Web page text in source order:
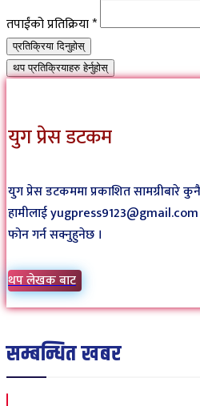
तपाईंको प्रतिक्रिया*
प्रतिक्रिया दिनुहोस्
थप प्रतिक्रियाहरु हेर्नुहोस्
युग प्रेस डटकम
युग प्रेस डटकममा प्रकाशित सामग्रीबारे
हामीलाई
फोन गर्न सक्नुहुनेछ ।
थप लेखक बाट
सम्बन्धित खबर